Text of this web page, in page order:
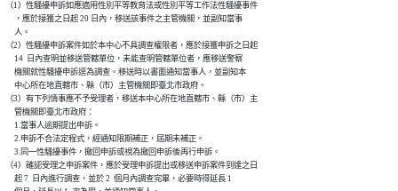
（1）性騷擾申訴如應適用性別平等教育法或性別平等工作法性騷擾事件
      ，應於接獲之日起 20 日內，移送該事件之主管機關，並副知當事
      人。
（2）性騷擾申訴案件如於本中心不具調查權限者，應於接獲申訴之日起
      14  日內查明並移送管轄單位，未能查明管轄單位者，應移送警察
      機關就性騷擾申訴逕為調查。移送時以書面通知當事人，並副知本
      中心所在地直轄市、縣（市）主管機關即臺北市政府。
（3）有下列情事應不予受理者，移送本中心所在地直轄市、縣（市）主
      管機關即臺北市政府：
      1.當事人逾期提出申訴。
      2.申訴不合法定程式，經通知限期補正，屆期未補正。
      3.同一性騷擾事件，撤回申訴或視為撤回申訴後再行申訴。
（4）確認受理之申訴案件，應於受理申訴提出或移送申訴案件到達之日
      起 7  日內進行調查，並於 2  個月內調查完畢，必要時得延長 1